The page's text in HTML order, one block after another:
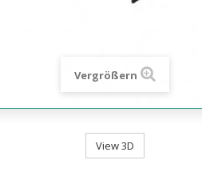
Vergrößern
View 3D